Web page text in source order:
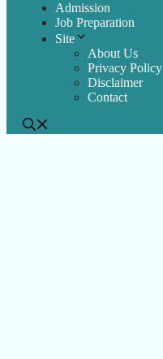
Admission
Job Preparation
Site
About Us
Privacy Policy
Disclaimer
Contact